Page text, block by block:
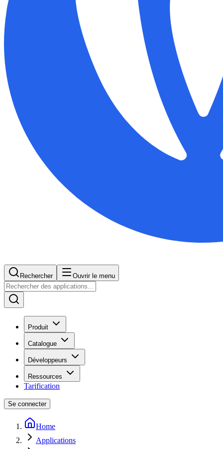
Rechercher Ouvrir le menu
Produit
Catalogue
Développeurs
Ressources
Tarification
Se connecter
Home
Applications